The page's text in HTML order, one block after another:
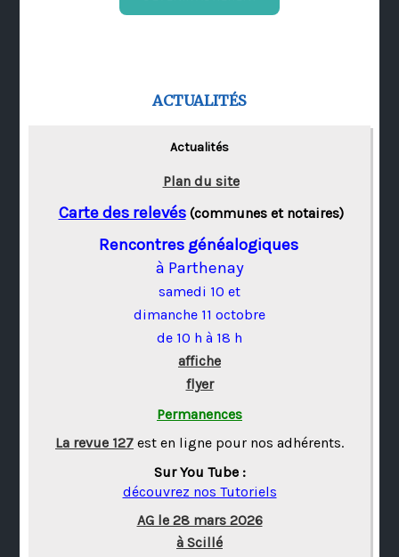
ACTUALITÉS
Actualités
Plan du site
Carte des relevés(communes et notaires)
Rencontres généalogiques
à Parthenay
samedi 10 et
dimanche 11 octobre
de 10 h à 18 h
affiche
flyer
Permanences
La revue 127 est en ligne pour nos adhérents.
Sur You Tube :
découvrez nos Tutoriels
AG le 28 mars 2026
à Scillé